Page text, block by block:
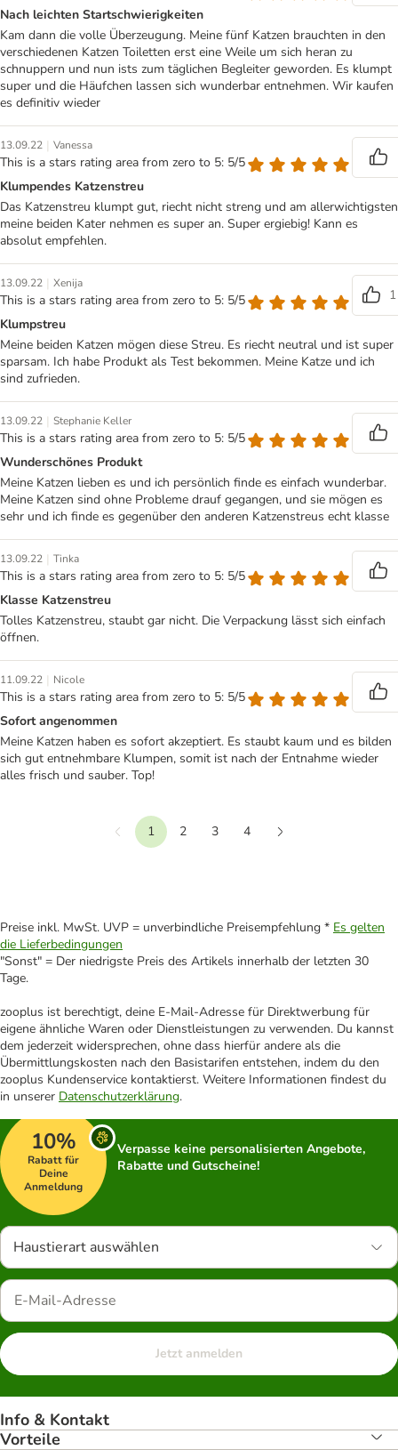
Nach leichten Startschwierigkeiten
Kam dann die volle Überzeugung. Meine fünf Katzen brauchten in den
verschiedenen Katzen Toiletten erst eine Weile um sich heran zu
schnuppern und nun ists zum täglichen Begleiter geworden. Es klumpt
super und die Häufchen lassen sich wunderbar entnehmen. Wir kaufen
es definitiv wieder
13.09.22 | Vanessa
This is a stars rating area from zero to 5: 5/5
Klumpendes Katzenstreu
Das Katzenstreu klumpt gut, riecht nicht streng und am allerwichtigsten
meine beiden Kater nehmen es super an. Super ergiebig! Kann es
absolut empfehlen.
13.09.22 | Xenija
This is a stars rating area from zero to 5: 5/5
1
Klumpstreu
Meine beiden Katzen mögen diese Streu. Es riecht neutral und ist super
sparsam. Ich habe Produkt als Test bekommen. Meine Katze und ich
sind zufrieden.
13.09.22 | Stephanie Keller
This is a stars rating area from zero to 5: 5/5
Wunderschönes Produkt
Meine Katzen lieben es und ich persönlich finde es einfach wunderbar.
Meine Katzen sind ohne Probleme drauf gegangen, und sie mögen es
sehr und ich finde es gegenüber den anderen Katzenstreus echt klasse
13.09.22 | Tinka
This is a stars rating area from zero to 5: 5/5
Klasse Katzenstreu
Tolles Katzenstreu, staubt gar nicht. Die Verpackung lässt sich einfach
öffnen.
11.09.22 | Nicole
This is a stars rating area from zero to 5: 5/5
Sofort angenommen
Meine Katzen haben es sofort akzeptiert. Es staubt kaum und es bilden
sich gut entnehmbare Klumpen, somit ist nach der Entnahme wieder
alles frisch und sauber. Top!
Vorherige
1 2 3
4
Preise inkl. MwSt. UVP = unverbindliche Preisempfehlung * Es gelten
die Lieferbedingungen
"Sonst" = Der niedrigste Preis des Artikels innerhalb der letzten 30
Tage.
zooplus ist berechtigt, deine E-Mail-Adresse für Direktwerbung für
eigene ähnliche Waren oder Dienstleistungen zu verwenden. Du kannst
dem jederzeit widersprechen, ohne dass hierfür andere als die
Übermittlungskosten nach den Basistarifen entstehen, indem du den
zooplus Kundenservice kontaktierst. Weitere Informationen findest du
in unserer Datenschutzerklärung.
10%
Rabatt für
Deine
Anmeldung
Verpasse keine personalisierten Angebote,
Rabatte und Gutscheine!
Haustierart auswählen
Jetzt anmelden
Info & Kontakt
Vorteile